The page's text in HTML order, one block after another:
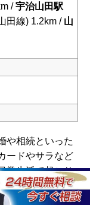
/宇治山田駅
田線) 1.2km / 山
や相続といった
ードやサラなど
常生活で起こり
す。代表である
事務所を開設